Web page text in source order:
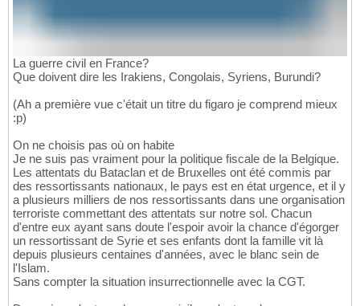
La guerre civil en France?
Que doivent dire les Irakiens, Congolais, Syriens, Burundi?
(Ah a première vue c'était un titre du figaro je comprend mieux
:p)
On ne choisis pas où on habite
Je ne suis pas vraiment pour la politique fiscale de la Belgique.
Les attentats du Bataclan et de Bruxelles ont été commis par
des ressortissants nationaux, le pays est en état urgence, et il y
a plusieurs milliers de nos ressortissants dans une organisation
terroriste commettant des attentats sur notre sol. Chacun
d'entre eux ayant sans doute l'espoir avoir la chance d'égorger
un ressortissant de Syrie et ses enfants dont la famille vit là
depuis plusieurs centaines d'années, avec le blanc sein de
l'Islam.
Sans compter la situation insurrectionnelle avec la CGT.